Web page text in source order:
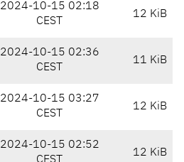
2024-10-15 02:18
CEST
12 KiB
2024-10-15 02:36
CEST
11 KiB
2024-10-15 03:27
CEST
12 KiB
2024-10-15 02:52
12 KiB